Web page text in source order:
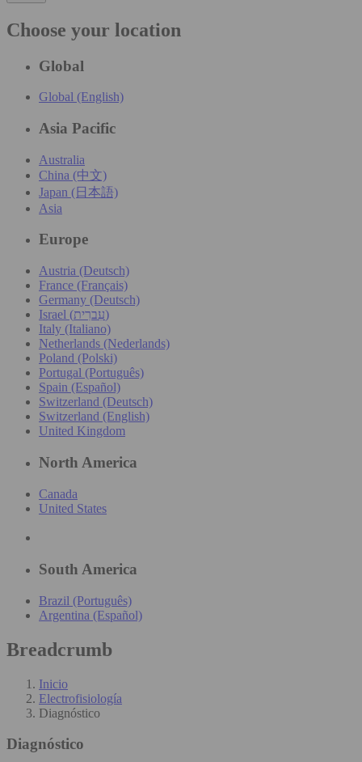
Choose your location
Global
Global (English)
Asia Pacific
Australia
China (中文)
Japan (日本語)
Asia
Europe
Austria (Deutsch)
France (Français)
Germany (Deutsch)
Israel (עִברִית)
Italy (Italiano)
Netherlands (Nederlands)
Poland (Polski)
Portugal (Português)
Spain (Español)
Switzerland (Deutsch)
Switzerland (English)
United Kingdom
North America
Canada
United States
South America
Brazil (Português)
Argentina (Español)
Breadcrumb
Inicio
Electrofisiología
Diagnóstico
Diagnóstico